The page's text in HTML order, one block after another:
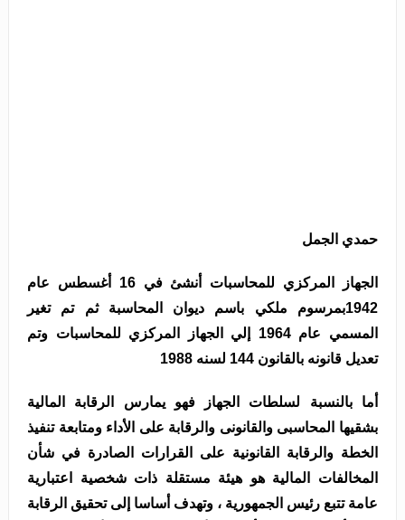
حمدي الجمل
الجهاز المركزي للمحاسبات أنشئ في 16 أغسطس عام
1942بمرسوم ملكي باسم ديوان المحاسبة ثم تم تغير
المسمي عام 1964 إلي الجهاز المركزي للمحاسبات وتم
تعديل قانونه بالقانون 144 لسنه 1988
أما بالنسبة لسلطات الجهاز فهو يمارس الرقابة المالية
بشقيها المحاسبى والقانونى والرقابة على الأداء ومتابعة تنفيذ
الخطة والرقابة القانونية على القرارات الصادرة في شأن
المخالفات المالية هو هيئة مستقلة ذات شخصية اعتبارية
عامة تتبع رئيس الجمهورية ، وتهدف أساسا إلى تحقيق الرقابة